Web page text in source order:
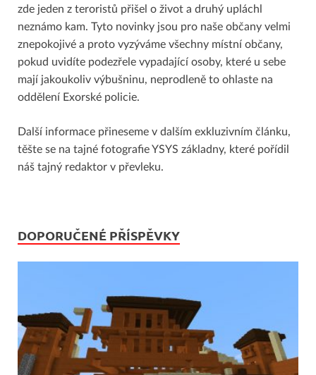
zde jeden z teroristů přišel o život a druhý upláchl
neznámo kam. Tyto novinky jsou pro naše občany velmi
znepokojivé a proto vyzýváme všechny místní občany,
pokud uvidíte podezřele vypadající osoby, které u sebe
mají jakoukoliv výbušninu, neprodleně to ohlaste na
oddělení Exorské policie.
Další informace přineseme v dalším exkluzivním článku,
těšte se na tajné fotografie YSYS základny, které pořídil
náš tajný redaktor v převleku.
DOPORUČENÉ PŘÍSPĚVKY